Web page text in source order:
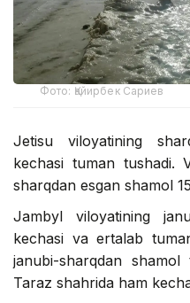
Фото: Қайирбек Сариев
Jetisu viloyatining
kechasi tuman tushadi.
sharqdan esgan shamol
Jambyl viloyatining
kechasi va ertalab
janubi-sharqdan
Taraz shahrida ham